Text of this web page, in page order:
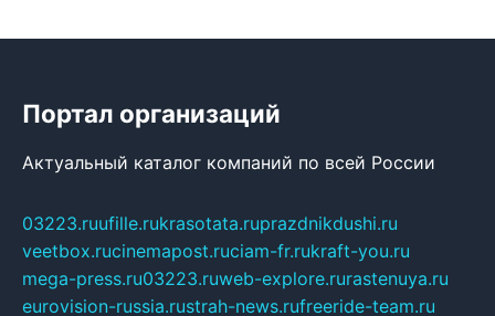
Портал организаций
Актуальный каталог компаний по всей России
03223.ruufille.rukrasotata.ruprazdnikdushi.ru
veetbox.rucinemapost.ruciam-fr.rukraft-you.ru
mega-press.ru03223.ruweb-explore.rurastenuya.ru
eurovision-russia.rustrah-news.rufreeride-team.ru